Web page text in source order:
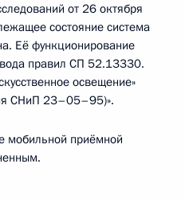
от 26 октября
состояние система
Её функционирование
правил СП 52.13330.
освещение»
СНиП 23–05–95)».
мобильной приёмной